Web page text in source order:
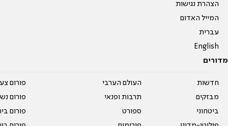
הצהרת נגישות
המייל האדום
עברית
English
מדורים
חדשות
מבזקים
ביטחוני
העולם הערבי
תרבות ופנאי
ספורט
פורום
פורום
פורום